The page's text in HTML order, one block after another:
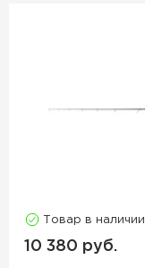
Товар в наличии
10 380 руб.